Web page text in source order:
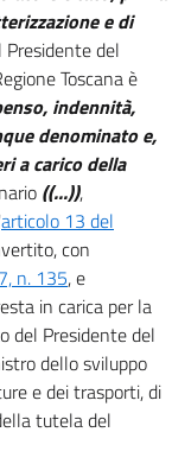
e di
del
Toscana è
indennità,
denominato e,
a carico della
((...)),
articolo 13 del
con
n. 135, e
in carica per la
del Presidente del
dello sviluppo
e dei trasporti, di
tutela del